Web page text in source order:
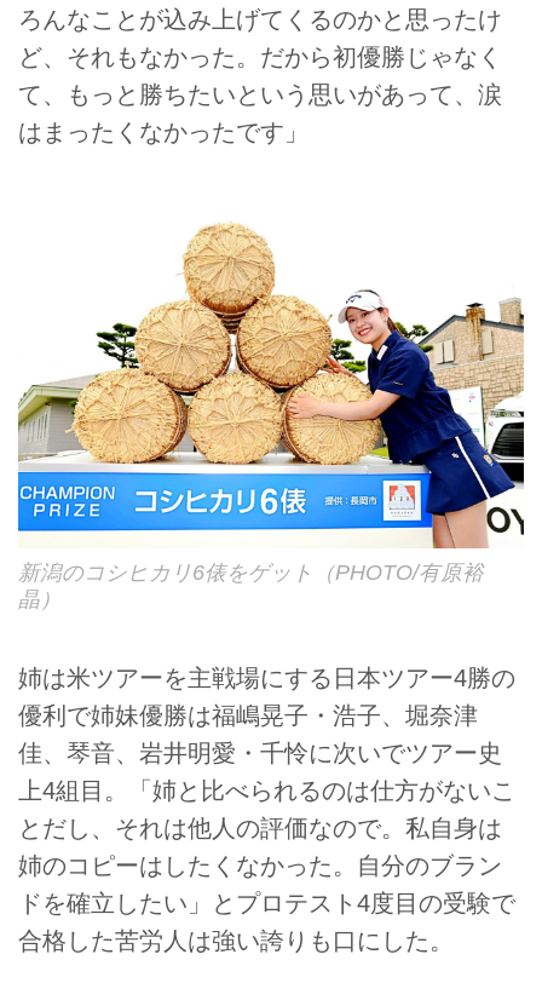
ろんなことが込み上げてくるのかと思ったけ
ど、それもなかった。だから初優勝じゃなく
て、もっと勝ちたいという思いがあって、涙
はまったくなかったです」
新潟のコシヒカリ6俵をゲット（PHOTO/有原裕
晶）
姉は米ツアーを主戦場にする日本ツアー4勝の
優利で姉妹優勝は福嶋晃子・浩子、堀奈津
佳、琴音、岩井明愛・千怜に次いでツアー史
上4組目。「姉と比べられるのは仕方がないこ
とだし、それは他人の評価なので。私自身は
姉のコピーはしたくなかった。自分のブラン
ドを確立したい」とプロテスト4度目の受験で
合格した苦労人は強い誇りも口にした。